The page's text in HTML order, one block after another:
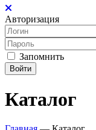
Авторизация
Запомнить
Войти
Каталог